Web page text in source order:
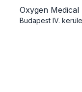
Oxygen
Budapest IV.